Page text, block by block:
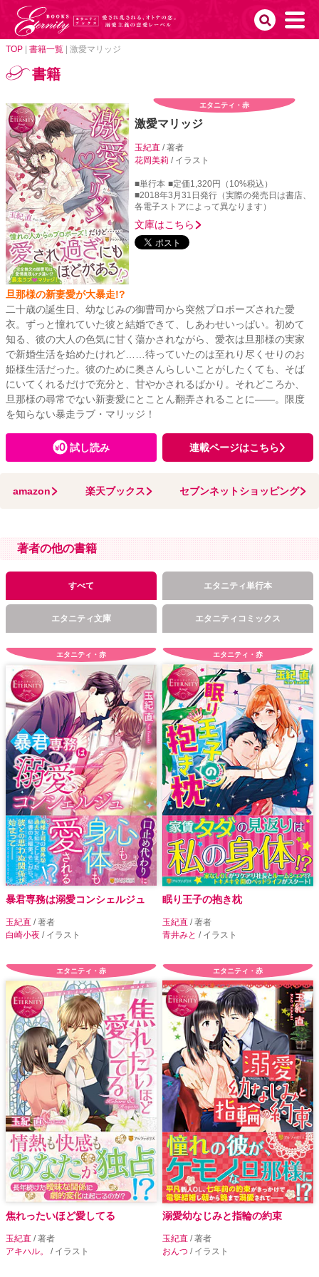
TOP 書籍一覧 激愛マリッジ
書籍
エタニティ・赤
激愛マリッジ
玉紀直/ 著者
花岡美莉 / イラスト
■単行本 ■定価1,320円（10%税込）
■2018年3月31日発行（実際の発売日は書店、
各電子ストアによって異なります）
文庫はこちら
旦那様の新妻愛が大暴走!?
二十歳の誕生日、幼なじみの御曹司から突然プロポーズされた愛
衣。ずっと憧れていた彼と結婚できて、しあわせいっぱい。初めて
知る、彼の大人の色気に甘く蕩かされながら、愛衣は旦那様の実家
で新婚生活を始めたけれど……待っていたのは至れり尽くせりのお
姫様生活だった。彼のために奥さんらしいことがしたくても、そば
にいてくれるだけで充分と、甘やかされるばかり。それどころか、
旦那様の尋常でない新妻愛にとことん翻弄されることに――。限度
を知らない暴走ラブ・マリッジ！
試し読み 連載ページはこちら
amazon 楽天ブックス セブンネットショッピング
著者の他の書籍
すべて エタニティ単行本
エタニティ文庫 エタニティコミックス
エタニティ・赤
暴君専務は溺愛コンシェルジュ
玉紀直 / 著者
白崎小夜 / イラスト
エタニティ・赤
眠り王子の抱き枕
玉紀直 / 著者
青井みと / イラスト
エタニティ・赤
焦れったいほど愛してる
玉紀直 / 著者
アキハル。 / イラスト
エタニティ・赤
溺愛幼なじみと指輪の約束
玉紀直 / 著者
おんつ / イラスト